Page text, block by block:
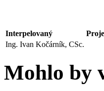
Interpelovaný
Ing. Ivan Kočárník, CSc.
Mohlo by